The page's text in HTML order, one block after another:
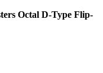
Octal D-Type Flip-